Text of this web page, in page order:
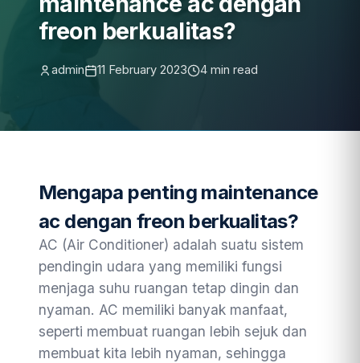
freon berkualitas?
admin 11 February 2023 4 min read
Mengapa penting maintenance
ac dengan freon berkualitas?
AC (Air Conditioner) adalah suatu sistem
pendingin udara yang memiliki fungsi
menjaga suhu ruangan tetap dingin dan
nyaman. AC memiliki banyak manfaat,
seperti membuat ruangan lebih sejuk dan
membuat kita lebih nyaman, sehingga